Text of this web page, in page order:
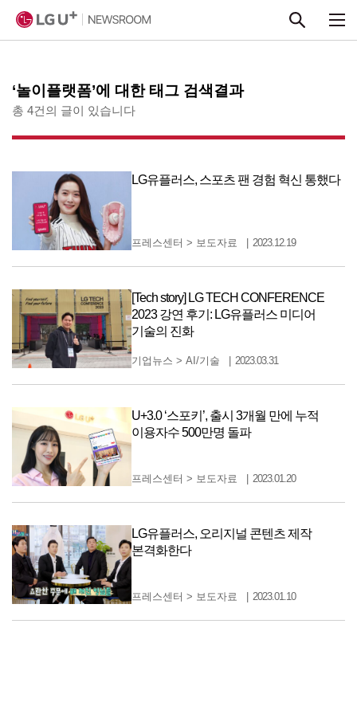
‘놀이플랫폼’에 대한 태그 검색결과
총 4건의 글이 있습니다
LG유플러스, 스포츠 팬 경험 혁신 통했다
프레스센터 > 보도자료 2023.12.19
[Tech story] LG TECH CONFERENCE
2023 강연 후기: LG유플러스 미디어
기술의 진화
기업뉴스 >AI/기술 2023.03.31
U+3.0 ‘스포키’, 출시 3개월 만에 누적
이용자수 500만명 돌파
프레스센터 > 보도자료 2023.01.20
LG유플러스, 오리지널 콘텐츠 제작
본격화한다
프레스센터 > 보도자료 2023.01.10